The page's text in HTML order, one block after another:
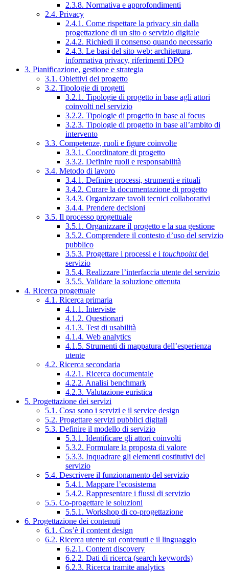
2.3.8. Normativa e approfondimenti
2.4. Privacy
2.4.1. Come rispettare la privacy sin dalla
progettazione di un sito o servizio digitale
2.4.2. Richiedi il consenso quando necessario
2.4.3. Le basi del sito web: architettura,
informativa privacy, riferimenti DPO
3. Pianificazione, gestione e strategia
3.1. Obiettivi del progetto
3.2. Tipologie di progetti
3.2.1. Tipologie di progetto in base agli attori
coinvolti nel servizio
3.2.2. Tipologie di progetto in base al focus
3.2.3. Tipologie di progetto in base all’ambito di
intervento
3.3. Competenze, ruoli e figure coinvolte
3.3.1. Coordinatore di progetto
3.3.2. Definire ruoli e responsabilità
3.4. Metodo di lavoro
3.4.1. Definire processi, strumenti e rituali
3.4.2. Curare la documentazione di progetto
3.4.3. Organizzare tavoli tecnici collaborativi
3.4.4. Prendere decisioni
3.5. Il processo progettuale
3.5.1. Organizzare il progetto e la sua gestione
3.5.2. Comprendere il contesto d’uso del servizio
pubblico
3.5.3. Progettare i processi e i touchpointdel
servizio
3.5.4. Realizzare l’interfaccia utente del servizio
3.5.5. Validare la soluzione ottenuta
4. Ricerca progettuale
4.1. Ricerca primaria
4.1.1. Interviste
4.1.2. Questionari
4.1.3. Test di usabilità
4.1.4. Web analytics
4.1.5. Strumenti di mappatura dell’esperienza
utente
4.2. Ricerca secondaria
4.2.1. Ricerca documentale
4.2.2. Analisi benchmark
4.2.3. Valutazione euristica
5. Progettazione dei servizi
5.1. Cosa sono i servizi e il service design
5.2. Progettare servizi pubblici digitali
5.3. Definire il modello di servizio
5.3.1. Identificare gli attori coinvolti
5.3.2. Formulare la proposta di valore
5.3.3. Inquadrare gli elementi costitutivi del
servizio
5.4. Descrivere il funzionamento del servizio
5.4.1. Mappare l’ecosistema
5.4.2. Rappresentare i flussi di servizio
5.5. Co-progettare le soluzioni
5.5.1. Workshop di co-progettazione
6. Progettazione dei contenuti
6.1. Cos’è il content design
6.2. Ricerca utente sui contenuti e il linguaggio
6.2.1. Content discovery
6.2.2. Dati di ricerca (search keywords)
6.2.3. Ricerca tramite analytics